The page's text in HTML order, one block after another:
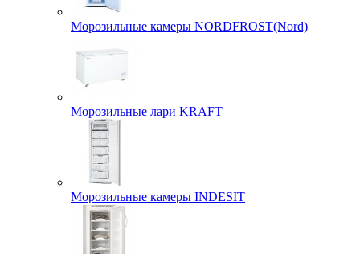
Морозильные камеры NORDFROST(Nord)
Морозильные лари KRAFT
Морозильные камеры INDESIT